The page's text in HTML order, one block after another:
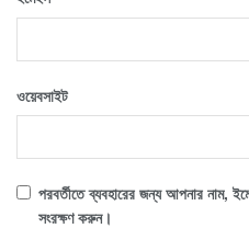
ওয়েবসাইট
পরবর্তীতে ব্যবহারের জন্য আপনার নাম,
সংরক্ষণ করুন।